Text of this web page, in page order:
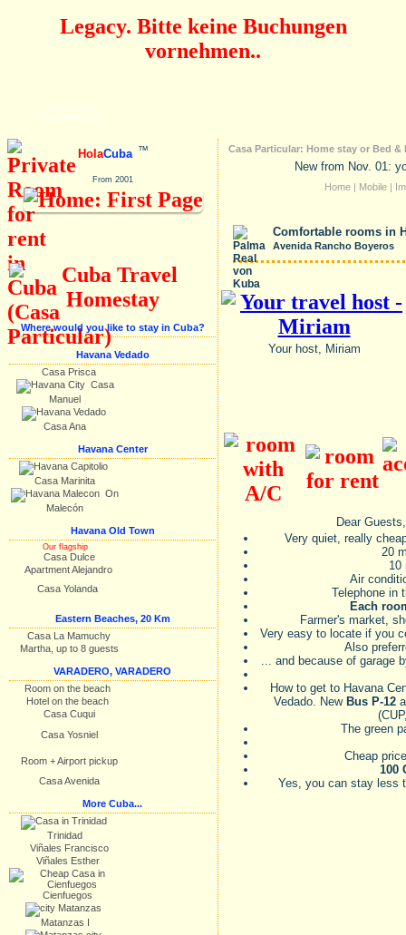
Legacy. Bitte keine Buchungen
vornehmen..
Easy to find
Havana location
HolaCuba ™
From 2001
Where would you like to stay in Cuba?
Havana Vedado
Casa Prisca
Casa
Manuel
Casa Ana
Havana Center
Casa Marinita
On
Malecón
Havana Old Town
Our flagship
Casa Dulce
Apartment Alejandro
Casa Yolanda
Eastern Beaches, 20 Km
Casa La Mamuchy
Martha, up to 8 guests
VARADERO, VARADERO
Room on the beach
Hotel on the beach
Casa Cuqui
Casa Yosniel
Room + Airport pickup
Casa Avenida
More Cuba...
Trinidad
Viñales Francisco
Viñales Esther
Cienfuegos
Matanzas I
Casa Particular: Home stay or Bed &
New from Nov. 01:
Home Mobile
Comfortable rooms in
Avenida Rancho Boyeros
Your host, Miriam
Dear
Very quiet, really
20
10
Air
Telephone in
Each
Farmer's market,
Very easy to locate if you
Also
... and because of garage
How to get to Havana
Vedado. New Bus P-12
The green
Cheap
100
Yes, you can stay less